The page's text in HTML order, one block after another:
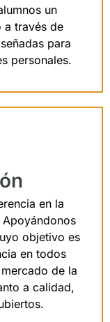
un
a través de
para
personales.
en la
objetivo es
en todos
de la
a calidad,